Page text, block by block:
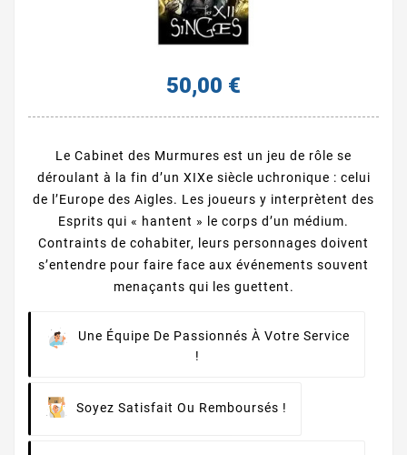
50,00 €
Le Cabinet des Murmures est un jeu de rôle se
déroulant à la fin d’un XIXe siècle uchronique : celui
de l’Europe des Aigles. Les joueurs y interprètent des
Esprits qui « hantent » le corps d’un médium.
Contraints de cohabiter, leurs personnages doivent
s’entendre pour faire face aux événements souvent
menaçants qui les guettent.
Une Équipe De Passionnés À Votre Service
!
Soyez Satisfait Ou Remboursés !